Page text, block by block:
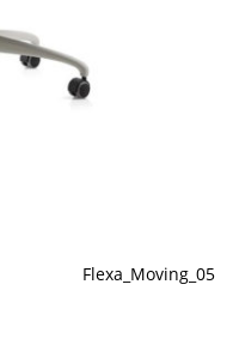
Flexa_Moving_05